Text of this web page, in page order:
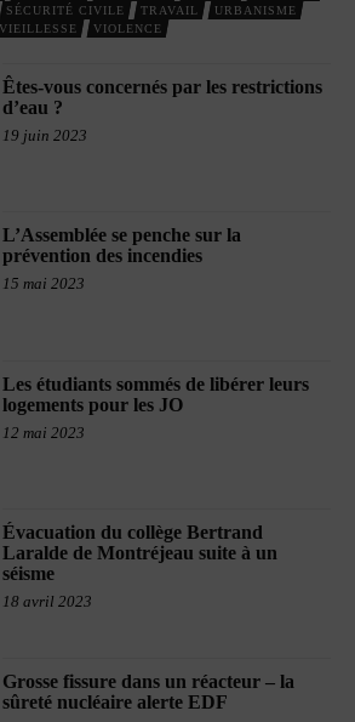
SÉCURITÉ CIVILE TRAVAIL
URBANISME
VIEILLESSE
VIOLENCE
Êtes-vous concernés par les restrictions
d’eau ?
19 juin 2023
L’Assemblée se penche sur la
prévention des incendies
15 mai 2023
Les étudiants sommés de libérer leurs
logements pour les JO
12 mai 2023
Évacuation du collège Bertrand
Laralde de Montréjeau suite à un
séisme
18 avril 2023
Grosse fissure dans un réacteur – la
sûreté nucléaire alerte EDF